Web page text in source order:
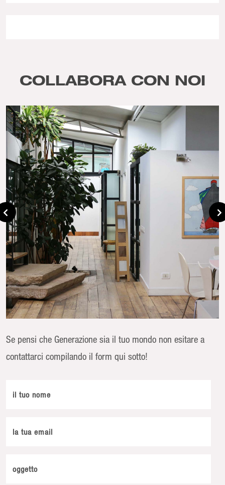
COLLABORA CON NOI
Se pensi che Generazione sia il tuo mondo non esitare a
contattarci compilando il form qui sotto!
il tuo nome
la tua email
oggetto